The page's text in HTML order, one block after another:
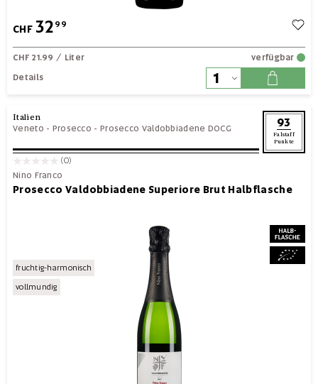
CHF 3299
CHF 21.99 / Liter
verfügbar
Details
Italien
Veneto - Prosecco - Prosecco Valdobbiadene DOCG 93
Falstaff
Punkte
(0)
Nino Franco
Prosecco Valdobbiadene Superiore Brut Halbflasche
fruchtig-harmonisch
vollmundig